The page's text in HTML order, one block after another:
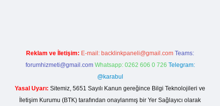
Reklam ve İletişim: E-mail: backlinkpaneli@gmail.com Teams:
forumhizmeti@gmail.com Whatsapp: 0262 606 0 726 Telegram:
@karabul
Yasal Uyarı: Sitemiz, 5651 Sayılı Kanun gereğince Bilgi Teknolojileri ve
İletişim Kurumu (BTK) tarafından onaylanmış bir Yer Sağlayıcı olarak